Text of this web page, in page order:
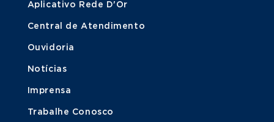
Aplicativo Rede D'Or
Central de Atendimento
Ouvidoria
Notícias
Imprensa
Trabalhe Conosco